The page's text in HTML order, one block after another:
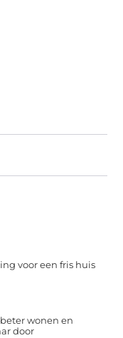
voor een fris huis
wonen en
door